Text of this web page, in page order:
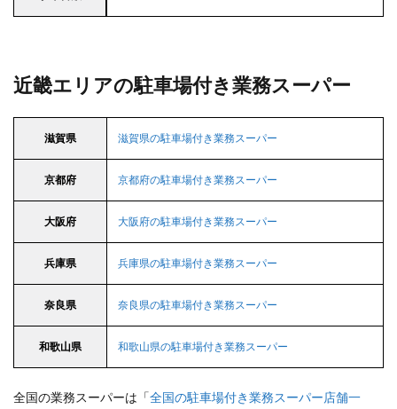
近畿エリアの駐車場付き業務スーパー
滋賀県 滋賀県の駐車場付き業務スーパー
京都府 京都府の駐車場付き業務スーパー
大阪府 大阪府の駐車場付き業務スーパー
兵庫県 兵庫県の駐車場付き業務スーパー
奈良県 奈良県の駐車場付き業務スーパー
和歌山県 和歌山県の駐車場付き業務スーパー
全国の業務スーパーは「全国の駐車場付き業務スーパー店舗一